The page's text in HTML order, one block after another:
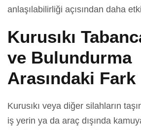
anlaşılabilirliği açısından daha
Kurusıkı
ve Bulundurma
Arasındaki Fark
Kurusıkı veya diğer silahların
iş yerin ya da araç dışında